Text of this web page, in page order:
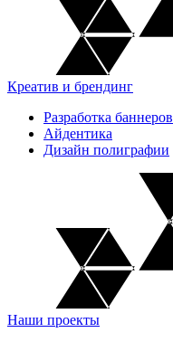
Креатив и брендинг
Разработка баннеров
Айдентика
Дизайн полиграфии
Наши проекты